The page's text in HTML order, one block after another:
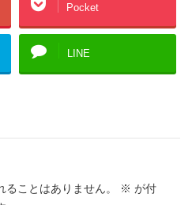
Pocket
LINE
ことはありません。 ※ が付